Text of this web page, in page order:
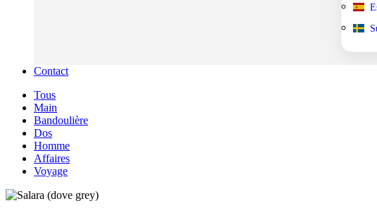
Contact
Tous
Main
Bandoulière
Dos
Homme
Affaires
Voyage